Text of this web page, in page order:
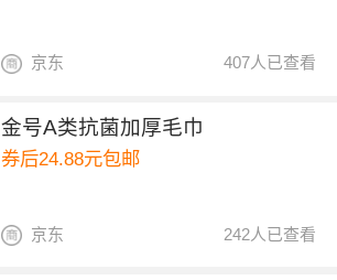
407人已查看
京东
金号A类抗菌加厚毛巾
券后24.88元包邮
242人已查看
京东